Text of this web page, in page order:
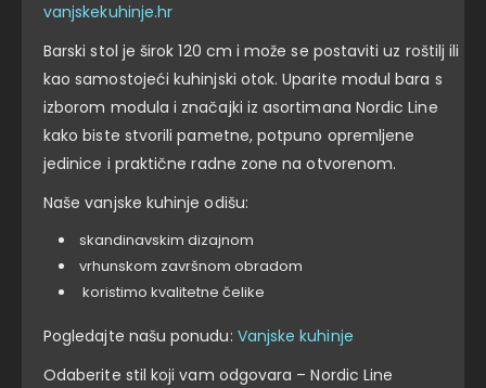
vanjskekuhinje.hr
Barski stol je širok 120 cm i može se postaviti uz roštilj ili
kao samostojeći kuhinjski otok. Uparite modul bara s
izborom modula i značajki iz asortimana Nordic Line
kako biste stvorili pametne, potpuno opremljene
jedinice i praktične radne zone na otvorenom.
Naše vanjske kuhinje odišu:
skandinavskim dizajnom
vrhunskom završnom obradom
koristimo kvalitetne čelike
Pogledajte našu ponudu: Vanjske kuhinje
Odaberite stil koji vam odgovara – Nordic Line